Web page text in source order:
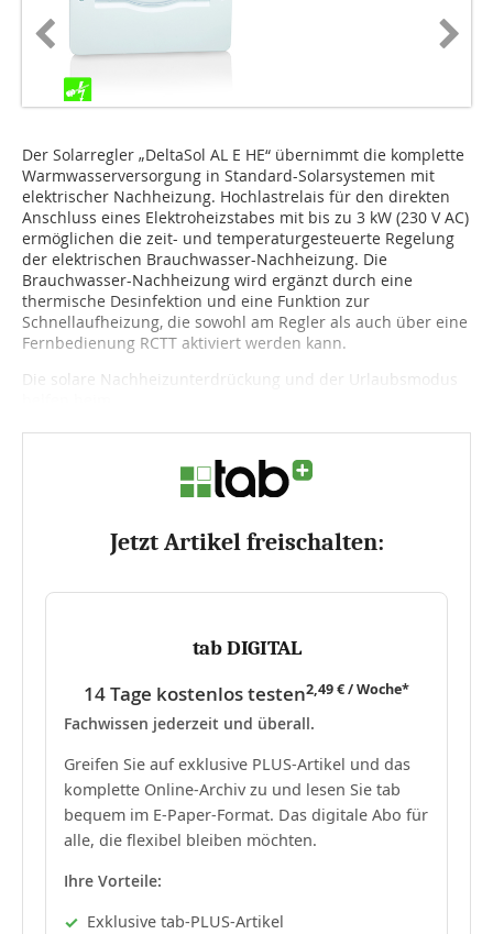
Der Solarregler „DeltaSol AL E HE“ übernimmt die komplette
Warmwasserversorgung in Standard-Solarsystemen mit
elek­tri­scher Nachheizung. Hochlastrelais für den direkten
Anschluss eines Elektroheizstabes mit bis zu 3 kW (230 V AC)
ermöglichen die zeit- und temperaturgesteuerte Regelung
der elektrischen Brauchwasser-Nachheizung. Die
Brauchwasser-Nachheizung wird ergänzt durch eine
thermische Desinfektion und eine Funktion zur
Schnellaufheizung, die sowohl am Regler als auch über eine
Fernbedienung RCTT aktiviert werden kann.
Die solare Nachheizunterdrückung und der Urlaubsmodus
Jetzt Artikel freischalten:
tab DIGITAL
14 Tage kostenlos testen2,49 € / Woche*
Fachwissen jederzeit und überall.
Greifen Sie auf exklusive PLUS-Artikel und das
komplette Online-Archiv zu und lesen Sie tab
bequem im E-Paper-Format. Das digitale Abo für
alle, die flexibel bleiben möchten.
Ihre Vorteile:
Exklusive tab-PLUS-Artikel